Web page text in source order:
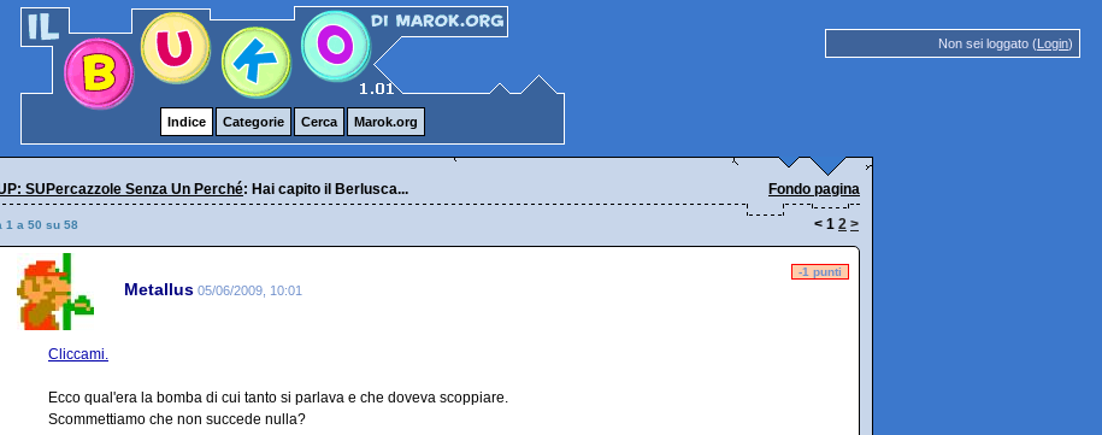
Non sei loggato (Login)
Indice Categorie Cerca Marok.org
SUPercazzole Senza Un Perché: Hai capito il Berlusca... Fondo pagina
1 a 50 su 58 < 1 2 >
Metallus 05/06/2009, 10:01
-1 punti
Cliccami.
Ecco qual'era la bomba di cui tanto si parlava e che doveva scoppiare.
Scommettiamo che non succede nulla?